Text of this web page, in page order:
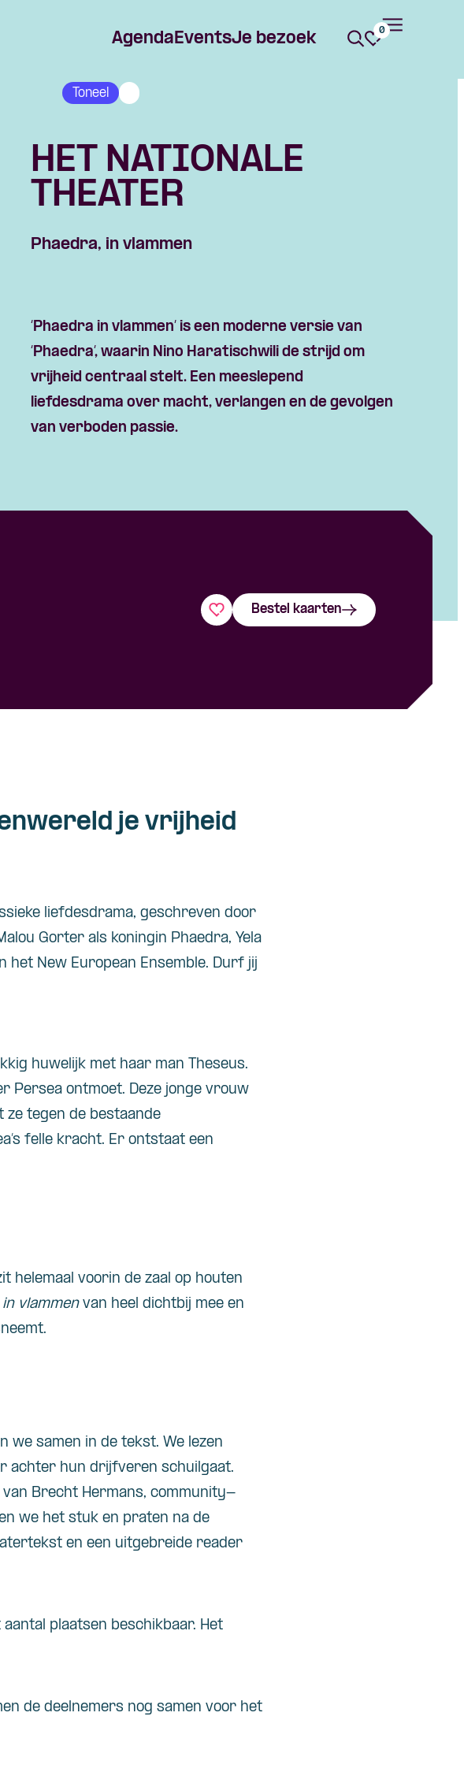
AgendaEventsJe bezoek 0
Toneel
HET NATIONALE
THEATER
Phaedra, in vlammen
‘Phaedra in vlammen’ is een moderne versie van
‘Phaedra’, waarin Nino Haratischwili de strijd om
vrijheid centraal stelt. Een meeslepend
liefdesdrama over macht, verlangen en de gevolgen
van verboden passie.
Bestel kaarten
je vrijheid
liefdesdrama, geschreven door
Gorter als koningin Phaedra, Yela
het New European Ensemble. Durf jij
huwelijk met haar man Theseus.
Persea ontmoet. Deze jonge vrouw
ze tegen de bestaande
felle kracht. Er ontstaat een
helemaal voorin de zaal op houten
vlammen van heel dichtbij mee en
we samen in de tekst. We lezen
achter hun drijfveren schuilgaat.
van Brecht Hermans, community-
we het stuk en praten na de
en een uitgebreide reader
plaatsen beschikbaar. Het
de deelnemers nog samen voor het